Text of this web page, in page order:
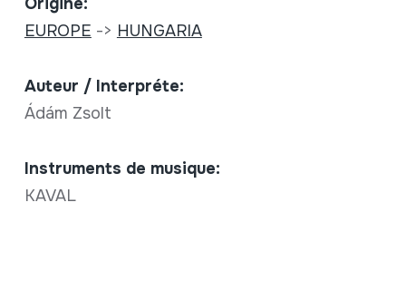
EUROPE -> HUNGARIA
Auteur / Interpréte:
Ádám Zsolt
Instruments de musique:
KAVAL